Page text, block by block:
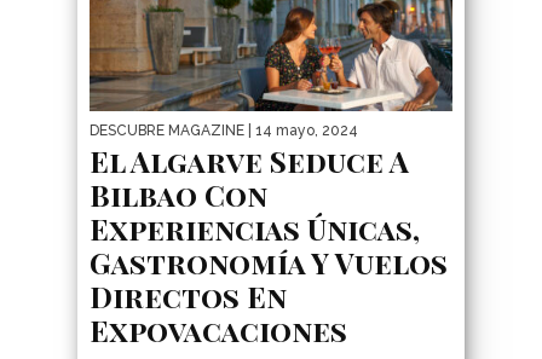
DESCUBRE MAGAZINE | 14 mayo, 2024
El Algarve Seduce A
Bilbao Con
Experiencias Únicas,
Gastronomía Y Vuelos
Directos En
Expovacaciones